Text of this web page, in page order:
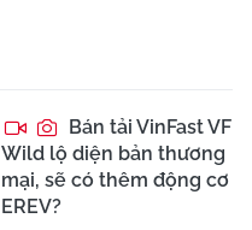
Bán tải VinFast VF
Wild lộ diện bản thương
mại, sẽ có thêm động cơ
EREV?